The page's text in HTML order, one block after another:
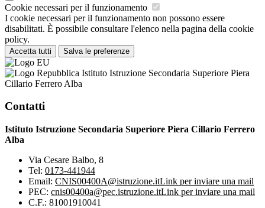
Cookie necessari per il funzionamento
I cookie necessari per il funzionamento non possono essere
disabilitati. È possibile consultare l'elenco nella pagina della cookie
policy.
Accetta tutti Salva le preferenze
Istituto Istruzione Secondaria Superiore Piera
Cillario Ferrero Alba
Contatti
Istituto Istruzione Secondaria Superiore Piera Cillario Ferrero
Alba
Via Cesare Balbo, 8
Tel: 0173-441944
Email: CNIS00400A@istruzione.itLink per inviare una mail
PEC: cnis00400a@pec.istruzione.itLink per inviare una mail
C.F.: 81001910041